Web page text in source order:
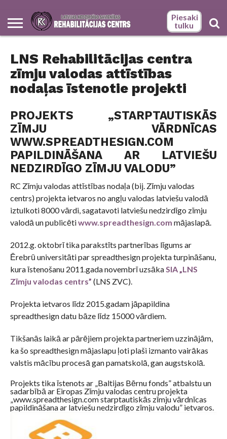
BILŽU
BILŽU
CENTRA ZĪMJU
VALODAS
ATTĪSTĪBAS
NODAĻAS
ĪSTENOTIE
PROJEKTI
VALODAS
LIETOŠANAS
APMĀCĪBA
ATBALSTS
KLIENTA
SOCIĀLO
PROBLĒMU
RISINĀŠANĀ
TRENIŅI
PAŠIZTEIKSMES
IEMAŅU
APGUVE
PAKALPOJUMU
KOMPLEKSS
PERSONĀM AR
DZIRDES
TRAUCĒJUMIEM
PAKALPOJUMU
KOMPLEKSS
PERSONĀM AR
DZIRDES UN
INTELEKTUĀLĀS
ATTĪSTĪBAS
IZGLĪTĪBAS
PROGRAMMAS
APGUVEI
SASKARSMES
NODROŠINĀŠANAI
AR CITĀM
FIZISKĀM UN
JURIDISKĀM
PERSONĀM
ATRASTCENTRS –
ADRESE UN
DARBA LAIKS
VALODAS
TULKS?
NODAĻA –
ADRESE UN
DARBA LAIKS
ATTĪSTĪBAS
NODAĻA –
ADRESE
UN DARBA
LAIKS
NODAĻA –
DARBINIEKI
ATTĪSTĪBAS
NODAĻA –
DARBINIEKI
TULKI
Piesaki
tulku
LNS Rehabilitācijas centra
zīmju valodas attīstības
nodaļas īstenotie projekti
PROJEKTS „STARPTAUTISKĀS
ZĪMJU VĀRDNĪCAS
WWW.SPREADTHESIGN.COM
PAPILDINĀŠANA AR LATVIEŠU
NEDZIRDĪGO ZĪMJU VALODU”
RC Zīmju valodas attīstības nodaļa (bij. Zīmju valodas
centrs) projekta ietvaros no angļu valodas latviešu valodā
iztulkoti 8000 vārdi, sagatavoti latviešu nedzirdīgo zīmju
valodā un publicētiwww.spreadthesign.com mājaslapā.
2012.g. oktobrī tika parakstīts partnerības līgums ar
Ērebrū universitāti par spreadthesign projekta turpināšanu,
kura īstenošanu 2011.gada novembrī uzsākaSIA „LNS
Zīmju valodas centrs” (LNS ZVC).
Projekta ietvaros līdz 2015.gadam jāpapildina
spreadthesign datu bāze līdz 15000 vārdiem.
Tikšanās laikā ar pārējiem projekta partneriem uzzinājām,
ka šo spreadthesign mājaslapu ļoti plaši izmanto vairākas
valstis mācību procesā gan pamatskolā, gan augstskolā.
Projekts tika īstenots ar „Baltijas Bērnu fonds” atbalstu un
sadarbībā ar Eiropas Zīmju valodas centru projekta
„www.spreadthesign.com starptautiskās zīmju vārdnīcas
papildināšana ar latviešu nedzirdīgo zīmju valodu” ietvaros.